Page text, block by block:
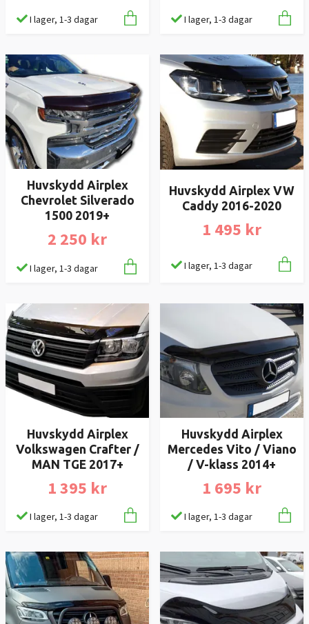
I lager, 1-3 dagar I lager, 1-3 dagar
Huvskydd Airplex
Chevrolet Silverado
1500 2019+
2 250 kr
I lager, 1-3 dagar
Huvskydd Airplex VW
Caddy 2016-2020
1 495 kr
I lager, 1-3 dagar
Huvskydd Airplex
Volkswagen Crafter /
MAN TGE 2017+
1 395 kr
I lager, 1-3 dagar
Huvskydd Airplex
Mercedes Vito / Viano
/ V-klass 2014+
1 695 kr
I lager, 1-3 dagar